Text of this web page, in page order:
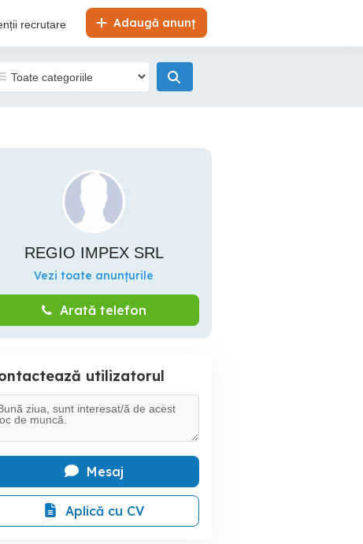
Adaugă anunț
recrutare
REGIO IMPEX SRL
Vezi toate anunțurile
Arată telefon
utilizatorul
Mesaj
Aplică cu CV